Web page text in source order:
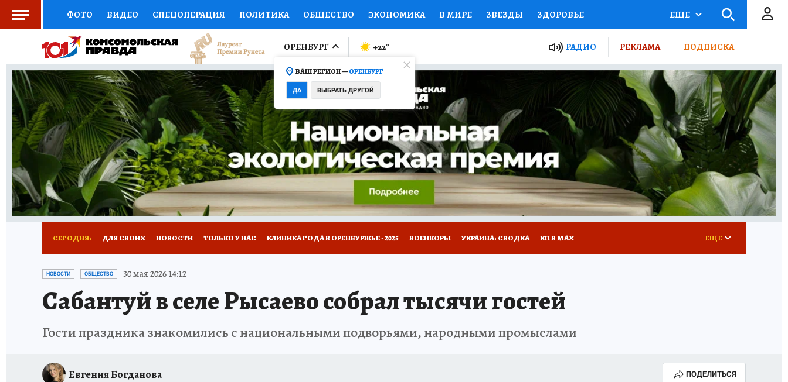
ФОТО ВИДЕО СПЕЦОПЕРАЦИЯ ПОЛИТИКА ОБЩЕСТВО ЭКОНОМИКА В МИРЕ ЗВЕЗДЫ ЗДОРОВЬЕ
СОЦПОДДЕРЖКА НАУКА СПОРТ КОЛУМНИСТЫ ПРОИСШЕСТВИЯ НАЦИОНАЛЬНЫЕ ПРОЕКТЫ РОССИИ
ВЫБОР ЭКСПЕРТОВ ДОКТОР ФИНАНСЫ ОТКРЫВАЕМ МИР Я ЗНАЮ СЕМЬЯ ЖЕНСКИЕ СЕКРЕТЫ ПУТЕВОДИТЕЛЬ
КНИЖНАЯ ПОЛКА ПРОГНОЗЫ НА СПОРТ ПРОМОКОДЫ СЕРИАЛЫ СПЕЦПРОЕКТЫ ДЕФИЦИТ ЖЕЛЕЗА ТУРИЗМ
ПРЕСС-ЦЕНТР НЕДВИЖИМОСТЬ ТЕЛЕВИЗОР КОЛЛЕКЦИИ КОНКУРСЫ РАБОТА У НАС ГИД ПОТРЕБИТЕЛЯ ВСЕ О КП
РАДИО КП РЕКЛАМА ТЕСТЫ НОВОЕ НА САЙТЕ
ЕЩЕ
ОРЕНБУРГ
ВАШ РЕГИОН —ОРЕНБУРГ
ДА ВЫБРАТЬ ДРУГОЙ
+22° РАДИО РЕКЛАМА ПОДПИСКА
СЕГОДНЯ: ДЛЯ СВОИХ НОВОСТИ ТОЛЬКО У НАС КЛИНИКА ГОДА В ОРЕНБУРЖЬЕ - 2025 ВОЕНКОРЫ УКРАИНА: СВОДКА КП В МАХ
СПОРТАКТИВ ОРЕНБУРЖЬЯ - 2025
ИСПЫТАНО НА СЕБЕ
ЕЩЕ
НОВОСТИ ОБЩЕСТВО 30 мая 2026 14:12
Сабантуй в селе Рысаево собрал тысячи гостей
Гости праздника знакомились с национальными подворьями, народными промыслами
Евгения Богданова ПОДЕЛИТЬСЯ